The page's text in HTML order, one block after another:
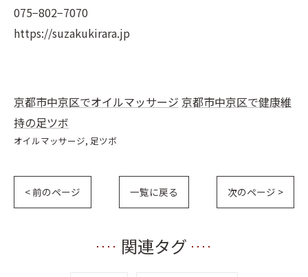
075−802−7070
https://suzakukirara.jp
京都市中京区でオイルマッサージ 京都市中京区で健康維
持の足ツボ
オイルマッサージ 足ツボ
< 前のページ 一覧に戻る 次のページ >
関連タグ